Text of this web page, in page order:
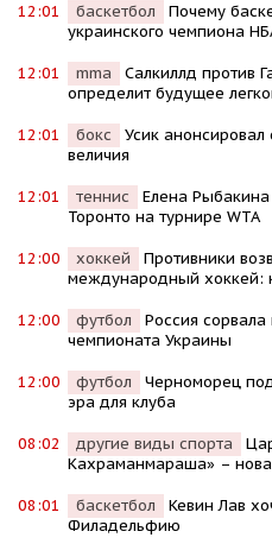
12:01 баскетбол
Почему
украинского чемпиона
12:01 mma
Салкиллд против
определит будущее
12:01 бокс
Усик
величия
12:01 теннис
Елена
Торонто на турнире WTA
12:00 хоккей
Противники
международный хоккей:
12:00 футбол
Россия сорвала
чемпионата Украины
12:00 футбол
Черноморец
эра для клуба
08:02 другие виды спорта
Кахраманмараша» –
08:01 баскетбол
Кевин Лав
Филадельфию